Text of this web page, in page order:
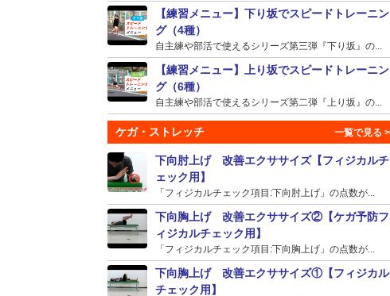
【練習メニュー】下り坂でスピードトレーニン
グ（4種）
自主練や部活で使えるシリーズ第三弾『下り坂』の...
【練習メニュー】上り坂でスピードトレーニン
グ（6種）
自主練や部活で使えるシリーズ第二弾『上り坂』の...
ケガ・ストレッチ
下向肘上げ 改善エクササイズ【フィジカルチ
ェック用】
「フィジカルチェック項目:下向肘上げ」の点数が...
下向胸上げ 改善エクササイズ②【ケガ予防フ
ィジカルチェック用】
「フィジカルチェック項目:下向胸上げ」の点数が...
下向胸上げ 改善エクササイズ①【フィジカル
チェック用】